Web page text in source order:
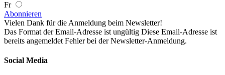
Fr
Abonnieren
Vielen Dank für die Anmeldung beim Newsletter!
Das Format der Email-Adresse ist ungültig Diese Email-Adresse ist
bereits angemeldet Fehler bei der Newsletter-Anmeldung.
Social Media